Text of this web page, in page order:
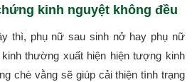
kinh nguyệt không đều
thì, phụ nữ sau sinh nở hay phụ nữ
thường xuất hiện hiện tượng kinh
chè vằng sẽ giúp cải thiện tình trạng